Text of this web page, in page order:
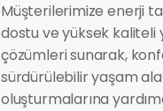
Müşterilerimize enerji
dostu ve yüksek kaliteli
çözümleri sunarak,
sürdürülebilir yaşam
oluşturmalarına